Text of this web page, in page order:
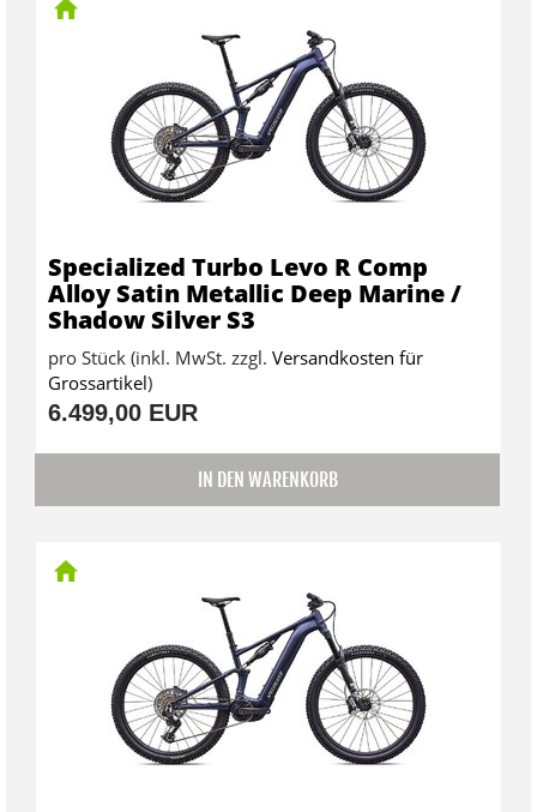
Specialized Turbo Levo R Comp
Alloy Satin Metallic Deep Marine /
Shadow Silver S3
pro Stück (inkl. MwSt. zzgl. Versandkosten für
Grossartikel)
6.499,00 EUR
IN DEN WARENKORB